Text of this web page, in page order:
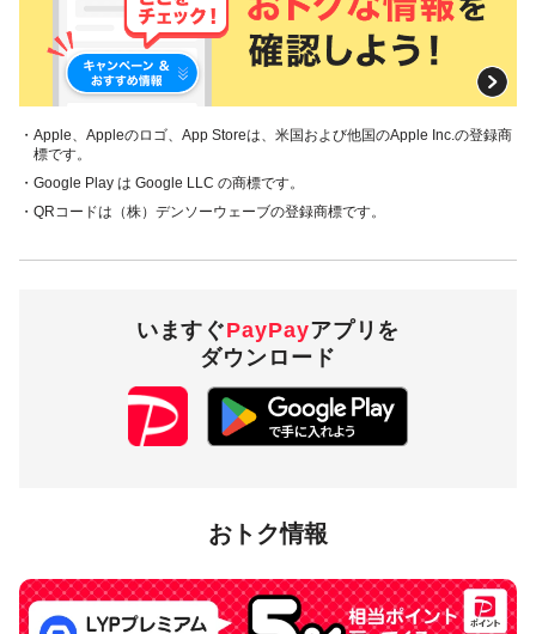
・Apple、Appleのロゴ、App Storeは、米国および他国のApple Inc.の登録商
標です。
・Google Play は Google LLC の商標です。
・QRコードは（株）デンソーウェーブの登録商標です。
いますぐPayPayアプリを
ダウンロード
おトク情報